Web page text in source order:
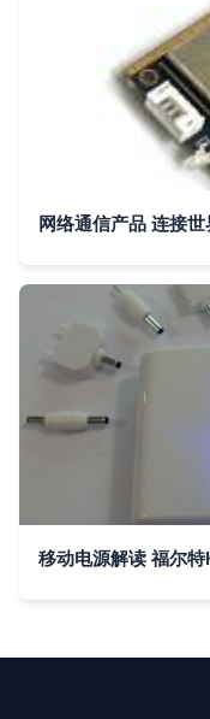
网络通信产品 连接
移动电源解读 福尔